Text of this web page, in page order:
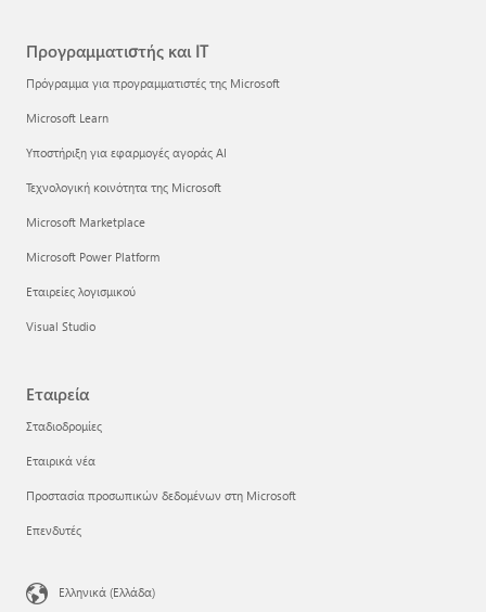
Προγραμματιστής και IT
Πρόγραμμα για προγραμματιστές της Microsoft
Microsoft Learn
Υποστήριξη για εφαρμογές αγοράς AI
Τεχνολογική κοινότητα της Microsoft
Microsoft Marketplace
Microsoft Power Platform
Εταιρείες λογισμικού
Visual Studio
Εταιρεία
Σταδιοδρομίες
Εταιρικά νέα
Προστασία προσωπικών δεδομένων στη Microsoft
Επενδυτές
Ελληνικά (Ελλάδα)